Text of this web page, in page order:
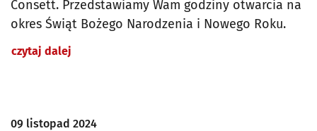
Consett. Przedstawiamy Wam godziny otwarcia na
okres Świąt Bożego Narodzenia i Nowego Roku.
czytaj dalej
09 listopad 2024